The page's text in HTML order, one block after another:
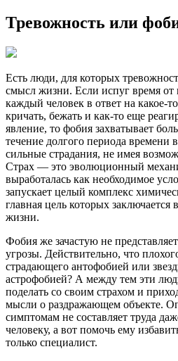
Тревожность или
Есть люди, для которых
смысл жизни. Если испуг время
каждый человек в ответ на какое-
кричать, бежать и как-то еще
явление, то фобия захватывает
течение долгого периода
сильные страдания, не имея
Страх — это эволюционный
выработалась как необходимое
запускает целый комплекс
главная цель которых заключается
жизни.
Фобия же зачастую не
угрозы. Действительно, что
страдающего антофобией или
астрофобией? А между тем эти
поделать со своим страхом и
мысли о раздражающем объекте.
симптомам не составляет труда
человеку, а вот помочь ему
только специалист.